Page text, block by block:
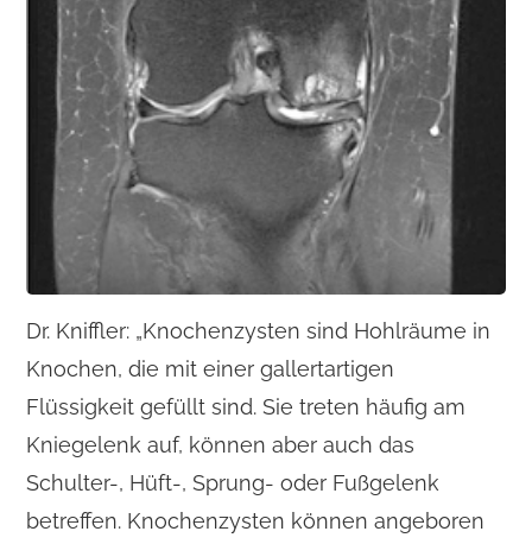
Dr. Kniffler: „Knochenzysten sind Hohlräume in
Knochen, die mit einer gallertartigen
Flüssigkeit gefüllt sind. Sie treten häufig am
Kniegelenk auf, können aber auch das
Schulter-, Hüft-, Sprung- oder Fußgelenk
betreffen. Knochenzysten können angeboren